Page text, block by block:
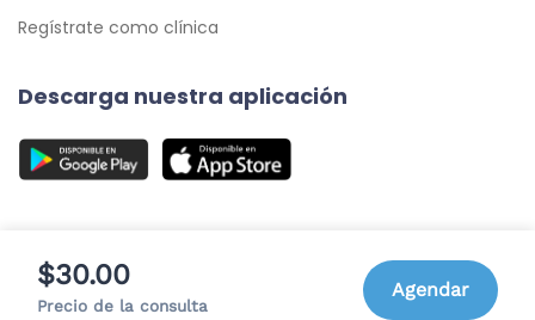
$30.00
Precio de la consulta
Agendar
Regístrate como clínica
Descarga nuestra aplicación
© 2026 Cita Médica 24/7, C.A. - Todos los Derechos